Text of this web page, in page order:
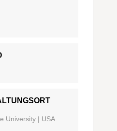
University | USA